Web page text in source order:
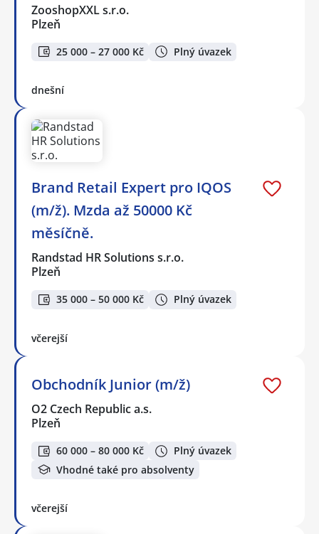
ZooshopXXL s.r.o.
Plzeň
25 000 – 27 000 Kč Plný úvazek
dnešní
Brand Retail Expert pro IQOS
(m/ž). Mzda až 50000 Kč
měsíčně.
Randstad HR Solutions s.r.o.
Plzeň
35 000 – 50 000 Kč Plný úvazek
včerejší
Obchodník Junior (m/ž)
O2 Czech Republic a.s.
Plzeň
60 000 – 80 000 Kč
Plný úvazek
Vhodné také pro absolventy
včerejší